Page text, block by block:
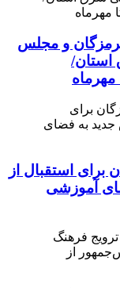
و مجلس
برای استقبال از
فضای آموزشی